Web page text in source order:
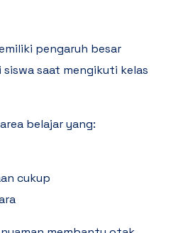
pengaruh besar
saat mengikuti kelas
belajar yang:
cukup